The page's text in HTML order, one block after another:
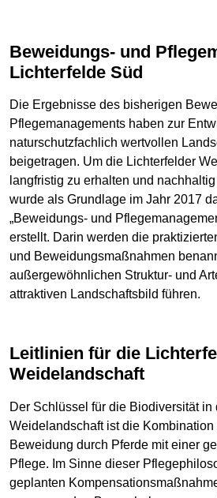
Beweidungs- und Pflegemanagement
Lichterfelde Süd
Die Ergebnisse des bisherigen
Pflegemanagements haben zur
naturschutzfachlich wertvollen
beigetragen. Um die Lichterfelder
langfristig zu erhalten und
wurde als Grundlage im Jahr 2017
„Beweidungs- und
erstellt. Darin werden die
und Beweidungsmaßnahmen
außergewöhnlichen Struktur- und
attraktiven Landschaftsbild führen.
Leitlinien für die Lichterfelder
Weidelandschaft
Der Schlüssel für die Biodiversität in
Weidelandschaft ist die
Beweidung durch Pferde mit einer
Pflege. Im Sinne dieser
geplanten